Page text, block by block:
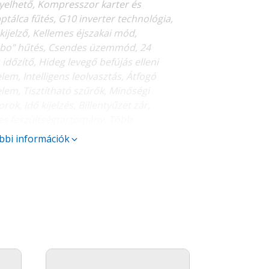
Kompresszor karter és
fűtés, G10 inverter technológia,
Kellemes éjszakai mód,
hűtés, Csendes üzemmód, 24
időzítő, Hideg levegő befújás elleni
Intelligens leolvasztás, Átfogó
fokozat, Öndiagnózis, Automata
információk